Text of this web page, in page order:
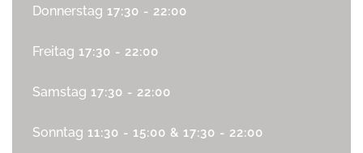
Donnerstag 17:30 - 22:00
Freitag 17:30 - 22:00
Samstag 17:30 - 22:00
Sonntag 11:30 - 15:00 & 17:30 - 22:00